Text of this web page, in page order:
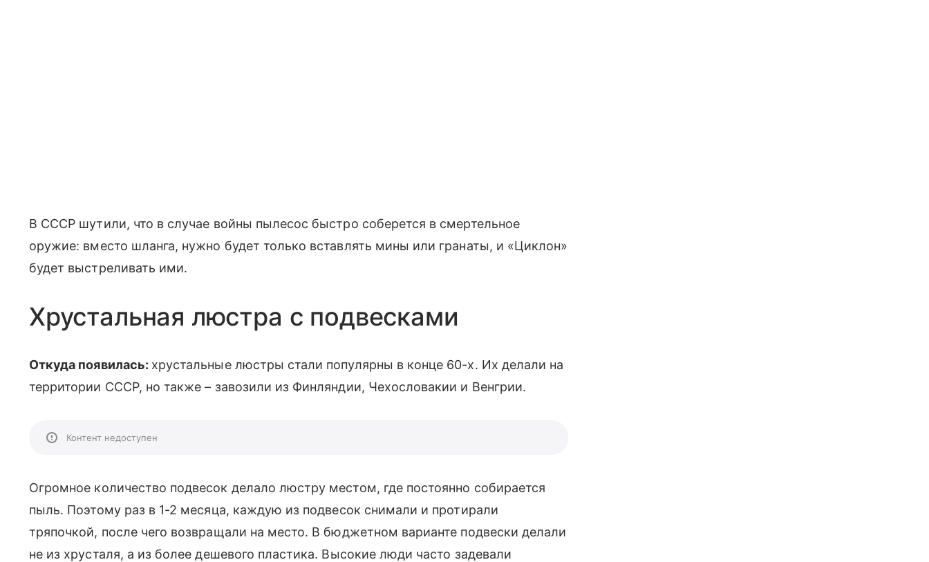
В СССР шутили, что в случае войны пылесос быстро соберется в смертельное
оружие: вместо шланга, нужно будет только вставлять мины или гранаты, и «Циклон»
будет выстреливать ими.
Хрустальная люстра с подвесками
Откуда появилась: хрустальные люстры стали популярны в конце 60-х. Их делали на
территории СССР, но также – завозили из Финляндии, Чехословакии и Венгрии.
Контент недоступен
Огромное количество подвесок делало люстру местом, где постоянно собирается
пыль. Поэтому раз в 1-2 месяца, каждую из подвесок снимали и протирали
тряпочкой, после чего возвращали на место. В бюджетном варианте подвески делали
не из хрусталя, а из более дешевого пластика. Высокие люди часто задевали